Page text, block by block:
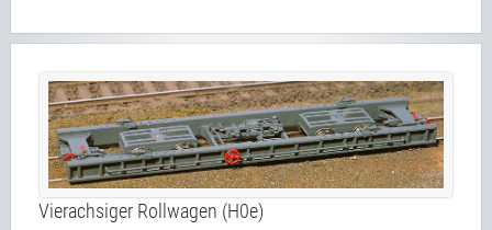
Vierachsiger Rollwagen (H0e)